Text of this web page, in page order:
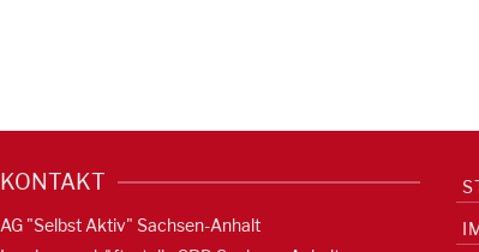
KONTAKT
AG "Selbst Aktiv" Sachsen-Anhalt